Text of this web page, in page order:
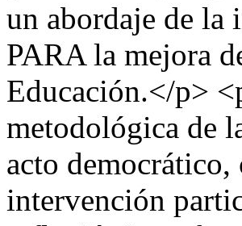
un abordaje de la
PARA la mejora
Educación.</p>
metodológica de
acto democrático,
intervención